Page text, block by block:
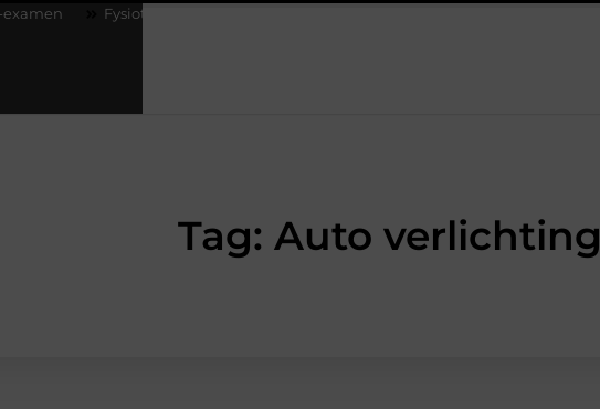
Fysiotherapie Hilversum: professionele hulp bij pijn en bewegingsklachten
Tag: Auto verlichting